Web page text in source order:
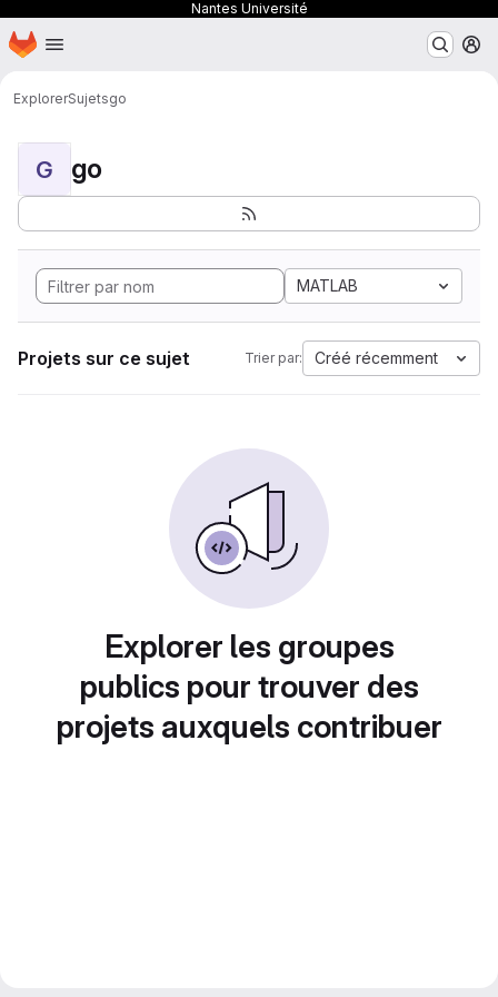
Nantes Université
Passer au contenu principal
Page d'accueil
ExplorerSujetsgo
G go
MATLAB
Projets sur ce sujet Trier par: Créé récemment
Explorer les groupes
publics pour trouver des
projets auxquels contribuer